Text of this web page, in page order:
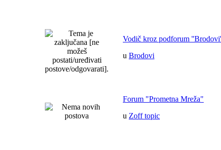
Vodič kroz podforum
u Brodovi
Forum "Prometna Mreža"
u Zoff topic